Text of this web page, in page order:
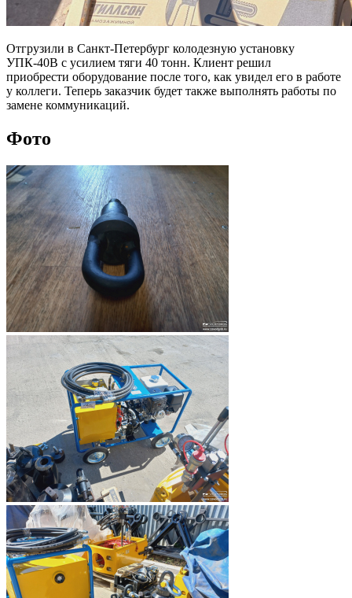
Отгрузили в Санкт-Петербург колодезную установку
УПК-40В с усилием тяги 40 тонн. Клиент решил
приобрести оборудование после того, как увидел его в работе
у коллеги. Теперь заказчик будет также выполнять работы по
замене коммуникаций.
Фото